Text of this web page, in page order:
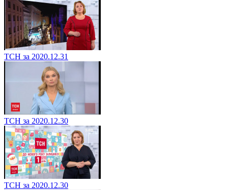
ТСН за 2020.12.31
ТСН за 2020.12.30
ТСН за 2020.12.30